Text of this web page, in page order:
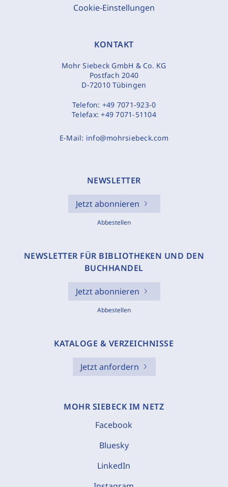
Cookie-Einstellungen
KONTAKT
Mohr Siebeck GmbH & Co. KG
Postfach 2040
D-72010 Tübingen
Telefon: +49 7071-923-0
Telefax:+49 7071-51104
E-Mail: info@mohrsiebeck.com
NEWSLETTER
Jetzt abonnieren
Abbestellen
NEWSLETTER FÜR BIBLIOTHEKEN UND DEN
BUCHHANDEL
Jetzt abonnieren
Abbestellen
KATALOGE & VERZEICHNISSE
Jetzt anfordern
MOHR SIEBECK IM NETZ
Facebook
Bluesky
LinkedIn